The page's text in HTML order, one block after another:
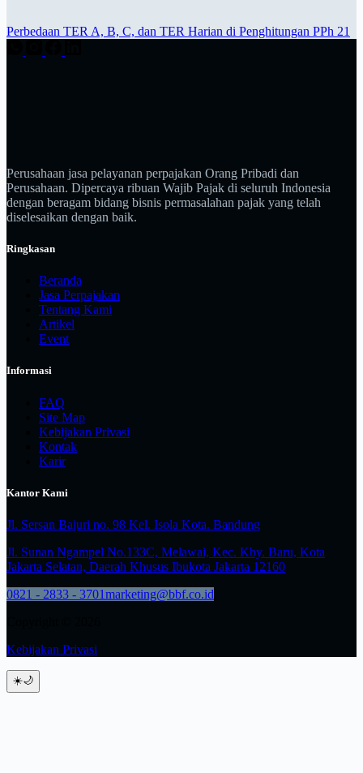
Perbedaan TER A, B, C, dan TER Harian di Penghitungan PPh 21
Perusahaan jasa pelayanan perpajakan Orang Pribadi dan
Perusahaan. Dipercaya ribuan Wajib Pajak di seluruh Indonesia
dengan beragam bidang bisnis permasalahan pajak yang telah
diselesaikan dengan baik.
Ringkasan
Beranda
Jasa Perpajakan
Tentang Kami
Artikel
Event
Informasi
FAQ
Site Map
Kebijakan Privasi
Kontak
Karir
Kantor Kami
Jl. Sersan Bajuri no. 98 Kel. Isola Kota. Bandung
Jl. Sunan Ngampel No.133C, Melawai, Kec. Kby. Baru, Kota
Jakarta Selatan, Daerah Khusus Ibukota Jakarta 12160
0821 - 2833 - 3701marketing@bbf.co.id
Kebijakan Privasi
☀️🌙